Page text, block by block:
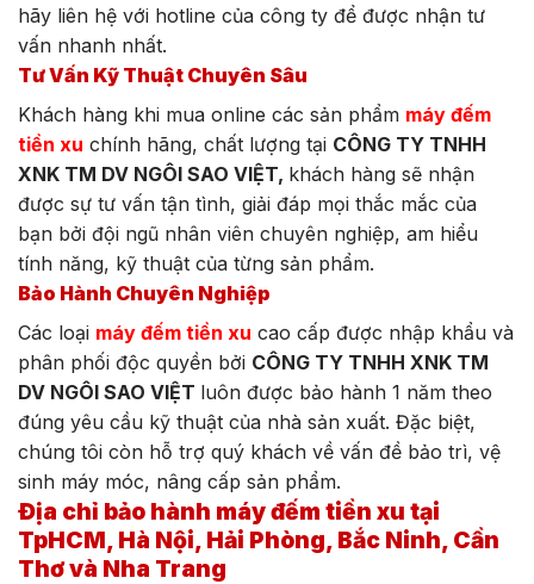
hãy liên hệ với hotline của công ty để được nhận tư
vấn nhanh nhất.
Tư Vấn Kỹ Thuật Chuyên Sâu
Khách hàng khi mua online các sản phẩm máy đếm
tiền xu chính hãng, chất lượng tại CÔNG TY TNHH
XNK TM DV NGÔI SAO VIỆT, khách hàng sẽ nhận
được sự tư vấn tận tình, giải đáp mọi thắc mắc của
bạn bởi đội ngũ nhân viên chuyên nghiệp, am hiểu
tính năng, kỹ thuật của từng sản phẩm.
Bảo Hành Chuyên Nghiệp
Các loại máy đếm tiền xu cao cấp được nhập khẩu và
phân phối độc quyền bởi CÔNG TY TNHH XNK TM
DV NGÔI SAO VIỆT luôn được bảo hành 1 năm theo
đúng yêu cầu kỹ thuật của nhà sản xuất. Đặc biệt,
chúng tôi còn hỗ trợ quý khách về vấn đề bảo trì, vệ
sinh máy móc, nâng cấp sản phẩm.
Địa chỉ bảo hành máy đếm tiền xu tại
TpHCM, Hà Nội, Hải Phòng, Bắc Ninh, Cần
Thơ và Nha Trang